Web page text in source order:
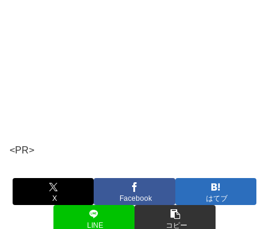
<PR>
X Facebook はてブ
LINE コピー